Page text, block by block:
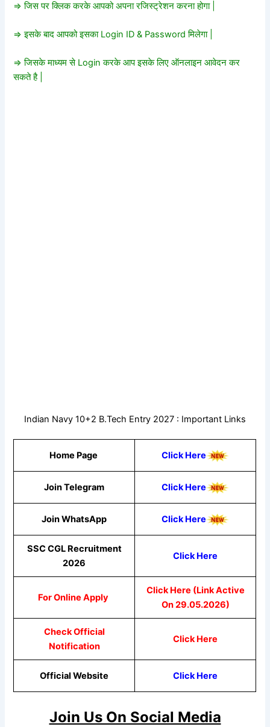
=> जिस पर क्लिक करके आपको अपना रजिस्ट्रेशन करना होगा |
=> इसके बाद आपको इसका Login ID & Password मिलेगा |
=> जिसके माध्यम से Login करके आप इसके लिए ऑनलाइन आवेदन कर
सकते है |
Indian Navy 10+2 B.Tech Entry 2027 : Important Links
Home Page Click Here
Join Telegram Click Here
Join WhatsApp ClickHere
SSC CGL Recruitment
2026
Click Here
For Online Apply
Click Here (Link Active
On 29.05.2026)
Check Official
Notification
Click Here
Official Website Click Here
Join Us On Social Media